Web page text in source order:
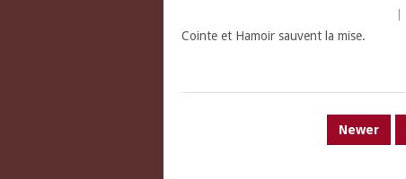
Cointe et Hamoir sauvent la mise.
Newer